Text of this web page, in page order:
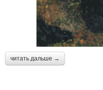
читать дальше →